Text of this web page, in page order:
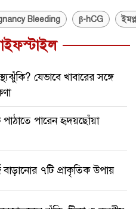
Bleeding β-hCG
যেভাবে খাবারের সঙ্গে
পারেন হৃদয়ছোঁয়া
বাড়ানোর ৭টি প্রাকৃতিক উপায়